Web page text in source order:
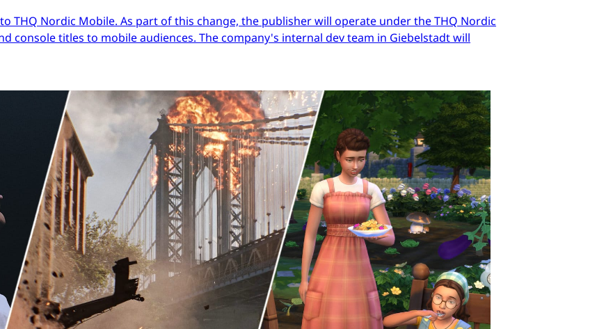
THQ Nordic Mobile. As part of this change, the publisher will operate under the THQ Nordic
console titles to mobile audiences. The company's internal dev team in Giebelstadt will